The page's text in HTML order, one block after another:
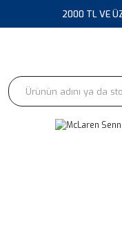
2000 TL VE